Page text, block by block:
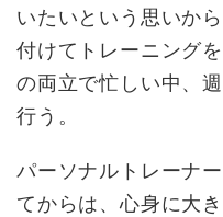
いたいという思いか
付けてトレーニング
の両立で忙しい中、
行う。
パーソナルトレーナ
てからは、心身に大